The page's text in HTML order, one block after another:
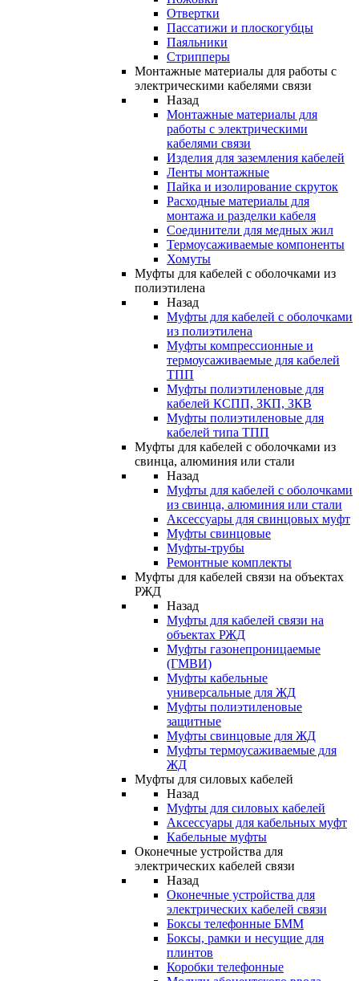
Отвертки
Пассатижи и плоскогубцы
Паяльники
Стрипперы
Монтажные материалы для работы с
электрическими кабелями связи
Назад
Монтажные материалы для
работы с электрическими
кабелями связи
Изделия для заземления кабелей
Ленты монтажные
Пайка и изолирование скруток
Расходные материалы для
монтажа и разделки кабеля
Соединители для медных жил
Термоусаживаемые компоненты
Хомуты
Муфты для кабелей с оболочками из
полиэтилена
Назад
Муфты для кабелей с оболочками
из полиэтилена
Муфты компрессионные и
термоусаживаемые для кабелей
ТПП
Муфты полиэтиленовые для
кабелей КСПП, ЗКП, ЗКВ
Муфты полиэтиленовые для
кабелей типа ТПП
Муфты для кабелей с оболочками из
свинца, алюминия или стали
Назад
Муфты для кабелей с оболочками
из свинца, алюминия или стали
Аксессуары для свинцовых муфт
Муфты свинцовые
Муфты-трубы
Ремонтные комплекты
Муфты для кабелей связи на объектах
РЖД
Назад
Муфты для кабелей связи на
объектах РЖД
Муфты газонепроницаемые
(ГМВИ)
Муфты кабельные
универсальные для ЖД
Муфты полиэтиленовые
защитные
Муфты свинцовые для ЖД
Муфты термоусаживаемые для
ЖД
Муфты для силовых кабелей
Назад
Муфты для силовых кабелей
Аксессуары для кабельных муфт
Кабельные муфты
Оконечные устройства для
электрических кабелей связи
Назад
Оконечные устройства для
электрических кабелей связи
Боксы телефонные БММ
Боксы, рамки и несущие для
плинтов
Коробки телефонные